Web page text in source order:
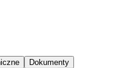
Dokumenty